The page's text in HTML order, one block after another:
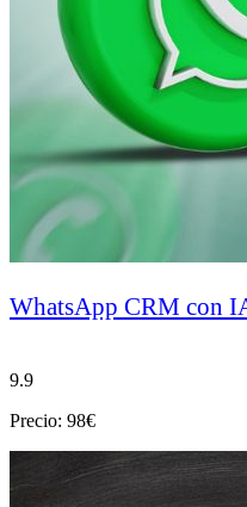
WhatsApp CRM con
9.9
Precio: 98€